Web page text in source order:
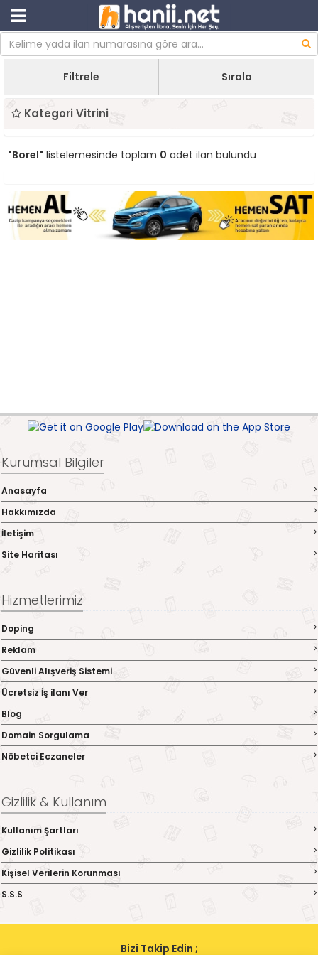
Filtrele Sırala
Kategori Vitrini
"Borel" listelemesinde toplam 0 adet ilan bulundu
Kurumsal Bilgiler
Anasayfa
Hakkımızda
İletişim
Site Haritası
Hizmetlerimiz
Doping
Reklam
Güvenli Alışveriş Sistemi
Ücretsiz İş ilanı Ver
Blog
Domain Sorgulama
Nöbetci Eczaneler
Gizlilik & Kullanım
Kullanım Şartları
Gizlilik Politikası
Kişisel Verilerin Korunması
S.S.S
Bizi Takip Edin ;